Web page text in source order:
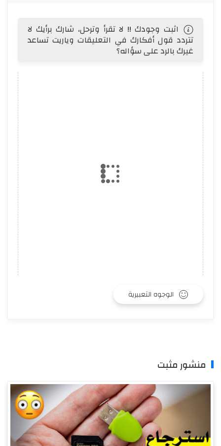
اثبت وجودك !! لا تقرأ وترحل، شارك برأيك لا
تتردد قول أفكارك في التعليقات وياريت تساعد
غيرك بالرد على سؤاله؟
الوجوه التعبيرية
منشور مثبت